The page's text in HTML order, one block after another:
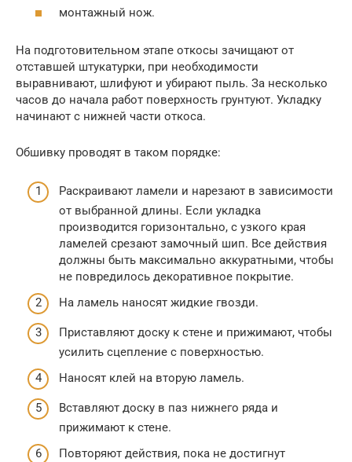
монтажный нож.
На подготовительном этапе откосы зачищают от
отставшей штукатурки, при необходимости
выравнивают, шлифуют и убирают пыль. За несколько
часов до начала работ поверхность грунтуют. Укладку
начинают с нижней части откоса.
Обшивку проводят в таком порядке:
Раскраивают ламели и нарезают в зависимости
от выбранной длины. Если укладка
производится горизонтально, с узкого края
ламелей срезают замочный шип. Все действия
должны быть максимально аккуратными, чтобы
не повредилось декоративное покрытие.
На ламель наносят жидкие гвозди.
Приставляют доску к стене и прижимают, чтобы
усилить сцепление с поверхностью.
Наносят клей на вторую ламель.
Вставляют доску в паз нижнего ряда и
прижимают к стене.
Повторяют действия, пока не достигнут